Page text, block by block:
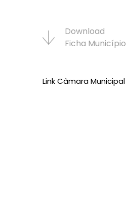
Download
Ficha Municí­pio
Link Câmara Municipal